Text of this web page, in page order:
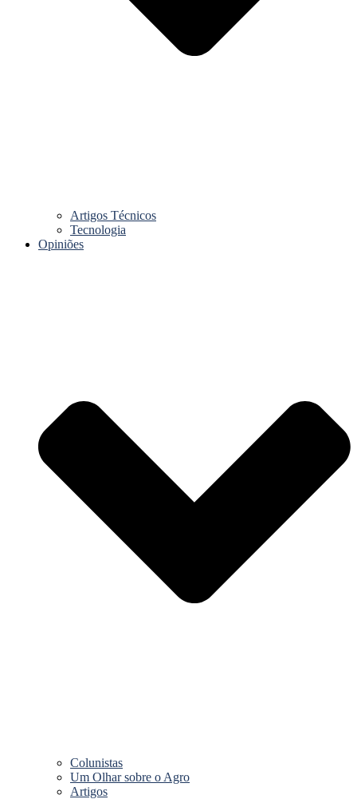
Artigos Técnicos
Tecnologia
Opiniões
Colunistas
Um Olhar sobre o Agro
Artigos